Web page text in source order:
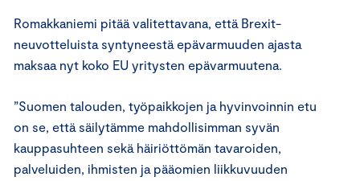
Romakkaniemi pitää valitettavana, että Brexit-
neuvotteluista syntyneestä epävarmuuden ajasta
maksaa nyt koko EU yritysten epävarmuutena.
”Suomen talouden, työpaikkojen ja hyvinvoinnin etu
on se, että säilytämme mahdollisimman syvän
kauppasuhteen sekä häiriöttömän tavaroiden,
palveluiden, ihmisten ja pääomien liikkuvuuden